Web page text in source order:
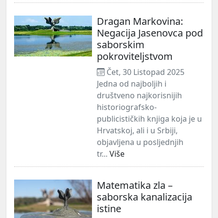
Dragan Markovina:
Negacija Jasenovca pod
saborskim
pokroviteljstvom
Čet, 30 Listopad 2025
Jedna od najboljih i
društveno najkorisnijih
historiografsko-
publicističkih knjiga koja je u
Hrvatskoj, ali i u Srbiji,
objavljena u posljednjih
tr... Više
Matematika zla –
saborska kanalizacija
istine